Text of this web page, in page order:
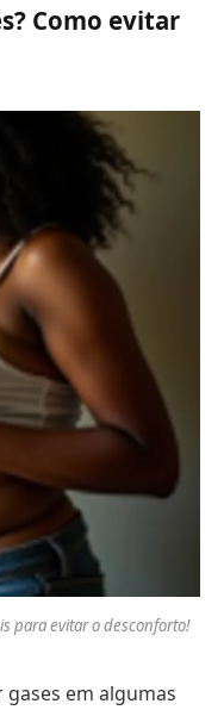
Como evitar
para evitar o desconforto!
em algumas